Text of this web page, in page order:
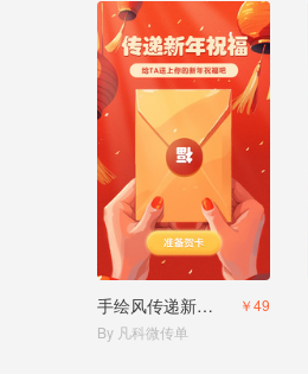
手绘风传递新年祝福贺卡
￥49
By 凡科微传单